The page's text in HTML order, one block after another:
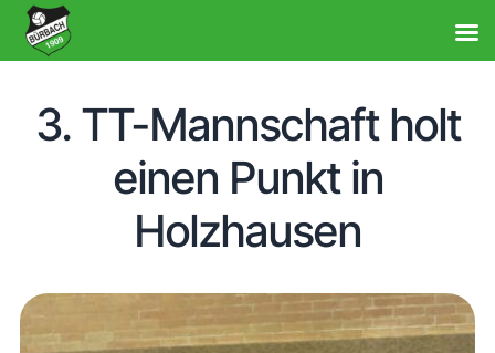
3. TT-Mannschaft holt
einen Punkt in
Holzhausen